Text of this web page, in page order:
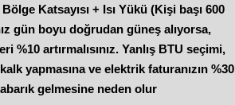
Katsayısı + Isı Yükü (Kişi başı 600
gün boyu doğrudan güneş alıyorsa,
%10 artırmalısınız. Yanlış BTU seçimi,
yapmasına ve elektrik faturanızın %30
gelmesine neden olur